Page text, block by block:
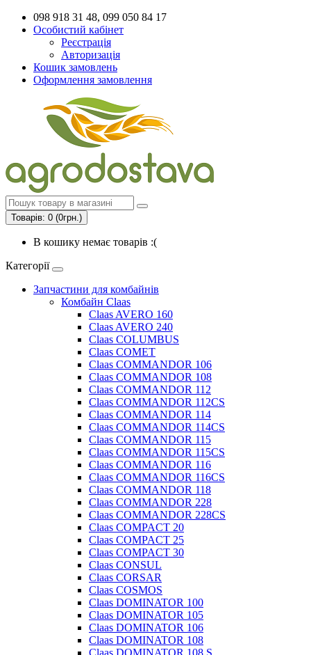
098 918 31 48, 099 050 84 17
Особистий кабінет
Реєстрація
Авторизація
Кошик замовлень
Оформлення замовлення
Товарів: 0 (0грн.)
В кошику немає товарів :(
Категорії
Запчастини для комбайнів
Комбайн Claas
Claas AVERO 160
Claas AVERO 240
Claas COLUMBUS
Claas COMET
Claas COMMANDOR 106
Claas COMMANDOR 108
Claas COMMANDOR 112
Claas COMMANDOR 112CS
Claas COMMANDOR 114
Claas COMMANDOR 114CS
Claas COMMANDOR 115
Claas COMMANDOR 115CS
Claas COMMANDOR 116
Claas COMMANDOR 116CS
Claas COMMANDOR 118
Claas COMMANDOR 228
Claas COMMANDOR 228CS
Claas COMPACT 20
Claas COMPACT 25
Claas COMPACT 30
Claas CONSUL
Claas CORSAR
Claas COSMOS
Claas DOMINATOR 100
Claas DOMINATOR 105
Claas DOMINATOR 106
Claas DOMINATOR 108
Claas DOMINATOR 108 S